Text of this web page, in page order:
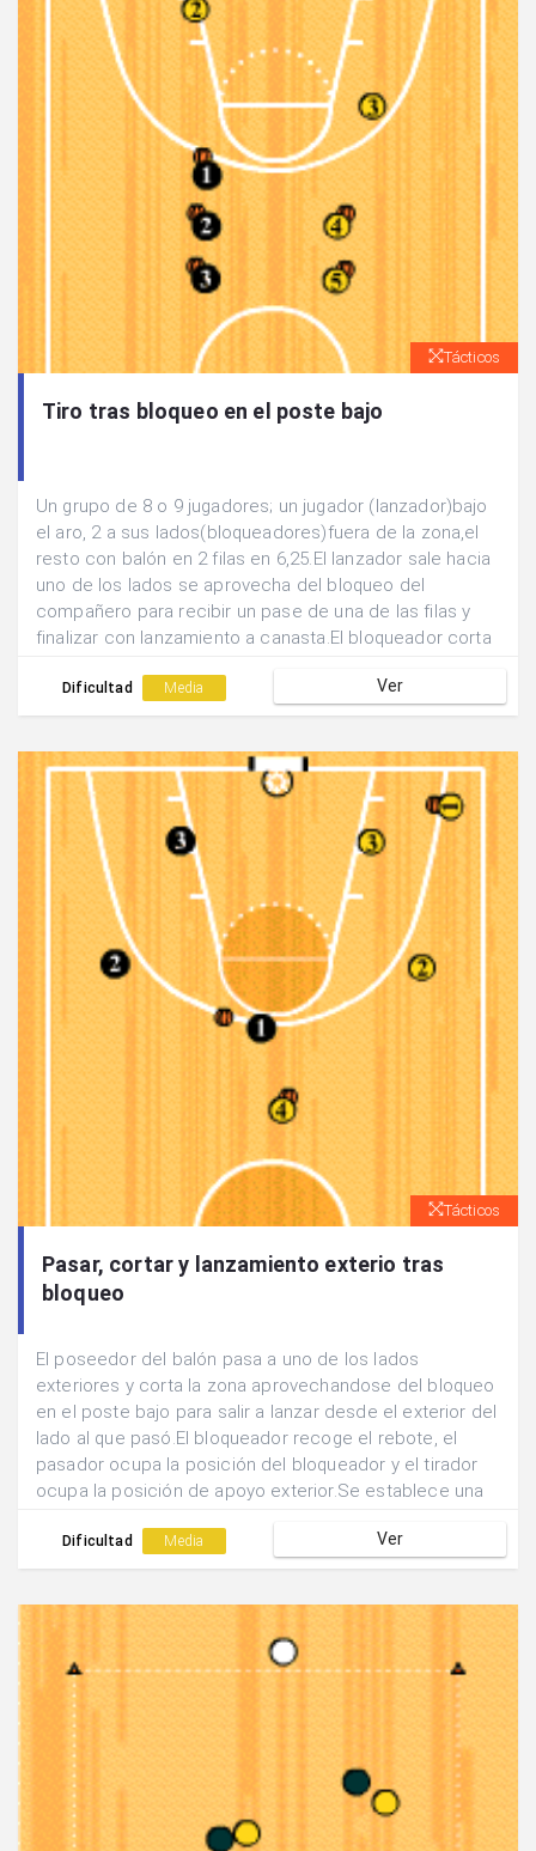
Tácticos
Tiro tras bloqueo en el poste bajo
Un grupo de 8 o 9 jugadores; un jugador (lanzador)bajo
el aro, 2 a sus lados(bloqueadores)fuera de la zona,el
resto con balón en 2 filas en 6,25.El lanzador sale hacia
uno de los lados se aprovecha del bloqueo del
compañero para recibir un pase de una de las filas y
finalizar con lanzamiento a canasta.El bloqueador corta
tercer jugador para finalizar con tiro y así
sucesivamente.
Dificultad Media Ver
Tácticos
Pasar, cortar y lanzamiento exterio tras
bloqueo
El poseedor del balón pasa a uno de los lados
exteriores y corta la zona aprovechandose del bloqueo
en el poste bajo para salir a lanzar desde el exterior del
lado al que pasó.El bloqueador recoge el rebote, el
pasador ocupa la posición del bloqueador y el tirador
ocupa la posición de apoyo exterior.Se establece una
Dificultad Media Ver